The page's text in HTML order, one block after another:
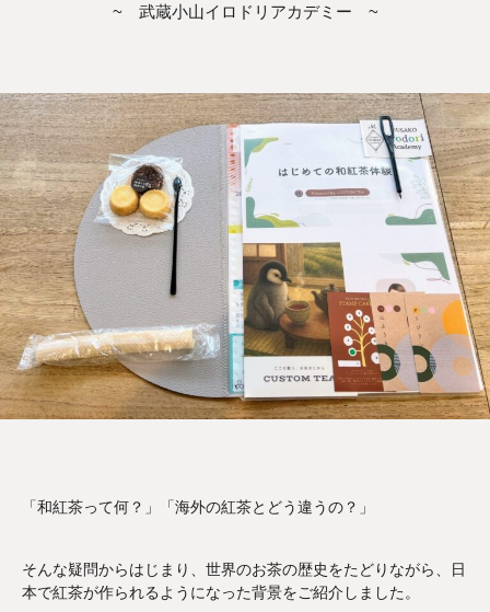
~ 武蔵小山イロドリアカデミー ~
「和紅茶って何？」「海外の紅茶とどう違うの？」
そんな疑問からはじまり、世界のお茶の歴史をたどりながら、日
本で紅茶が作られるようになった背景をご紹介しました。